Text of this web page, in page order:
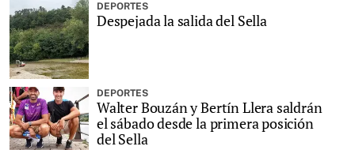
DEPORTES
Despejada la salida del Sella
DEPORTES
Walter Bouzán y Bertín Llera saldrán
el sábado desde la primera posición
del Sella